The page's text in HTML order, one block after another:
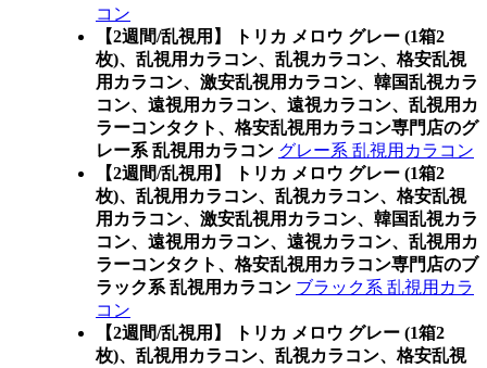
コン
【2週間/乱視用】 トリカ メロウ グレー (1箱2
枚)、乱視用カラコン、乱視カラコン、格安乱視
用カラコン、激安乱視用カラコン、韓国乱視カラ
コン、遠視用カラコン、遠視カラコン、乱視用カ
ラーコンタクト、格安乱視用カラコン専門店のグ
レー系 乱視用カラコン グレー系 乱視用カラコン
【2週間/乱視用】 トリカ メロウ グレー (1箱2
枚)、乱視用カラコン、乱視カラコン、格安乱視
用カラコン、激安乱視用カラコン、韓国乱視カラ
コン、遠視用カラコン、遠視カラコン、乱視用カ
ラーコンタクト、格安乱視用カラコン専門店のブ
ラック系 乱視用カラコン ブラック系 乱視用カラ
コン
【2週間/乱視用】 トリカ メロウ グレー (1箱2
枚)、乱視用カラコン、乱視カラコン、格安乱視